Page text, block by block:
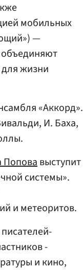
мобильных
—
объединяют
жизни
«Аккорд».
И. Баха,
Поповавыступит
системы».
и метеоритов.
-
и кино,